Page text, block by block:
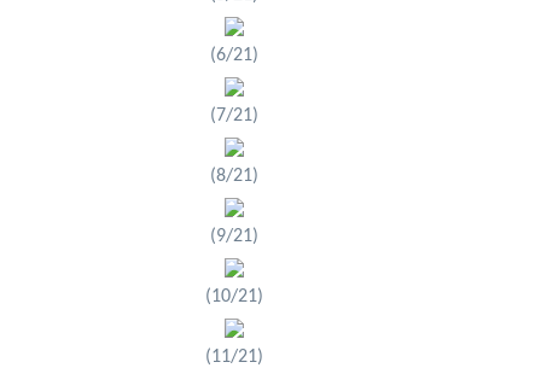
(6/21)
(7/21)
(8/21)
(9/21)
(10/21)
(11/21)